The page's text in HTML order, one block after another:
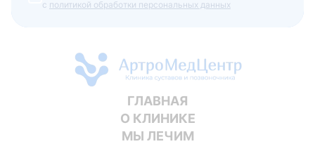
с политикой обработки персональных данных
ГЛАВНАЯ
О КЛИНИКЕ
МЫ ЛЕЧИМ